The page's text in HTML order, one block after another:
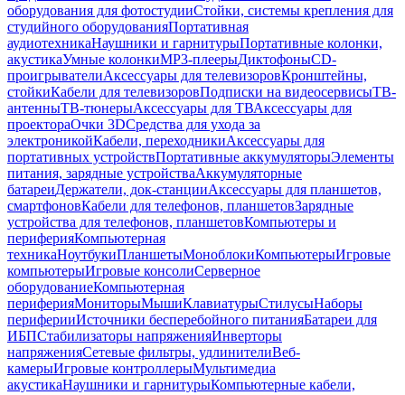
оборудования для фотостудииСтойки, системы крепления для
студийного оборудованияПортативная
аудиотехникаНаушники и гарнитурыПортативные колонки,
акустикаУмные колонкиMP3-плеерыДиктофоныCD-
проигрывателиАксессуары для телевизоровКронштейны,
стойкиКабели для телевизоровПодписки на видеосервисыТВ-
антенныТВ-тюнерыАксессуары для ТВАксессуары для
проектораОчки 3DСредства для ухода за
электроникойКабели, переходникиАксессуары для
портативных устройствПортативные аккумуляторыЭлементы
питания, зарядные устройстваАккумуляторные
батареиДержатели, док-станцииАксессуары для планшетов,
смартфоновКабели для телефонов, планшетовЗарядные
устройства для телефонов, планшетовКомпьютеры и
периферияКомпьютерная
техникаНоутбукиПланшетыМоноблокиКомпьютерыИгровые
компьютерыИгровые консолиСерверное
оборудованиеКомпьютерная
периферияМониторыМышиКлавиатурыСтилусыНаборы
периферииИсточники бесперебойного питанияБатареи для
ИБПСтабилизаторы напряженияИнверторы
напряженияСетевые фильтры, удлинителиВеб-
камерыИгровые контроллерыМультимедиа
акустикаНаушники и гарнитурыКомпьютерные кабели,